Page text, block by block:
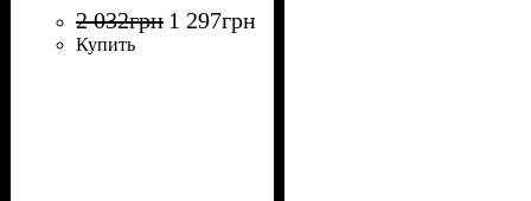
2 032грн 1 297грн
Купить